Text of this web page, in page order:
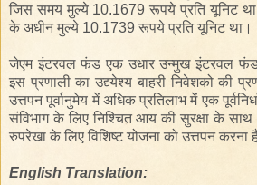
जिस समय मुल्ये 10.1679 रूपये प्रति यूनिट
के अधीन मुल्ये 10.1739 रूपये प्रति यूनिट था।
जेएम इंटरवल फंड एक उधार उन्मुख इंटरवल
इस प्रणाली का उद्द्येश्य बाहरी निवेशको की
उत्तपन पूर्वानुमेय में अधिक प्रतिलाभ में एक
संविभाग के लिए निश्चित आय की सुरक्षा के साथ
रुपरेखाके लिएविशिष्टयोजना को उत्तपन करना
English Translation: